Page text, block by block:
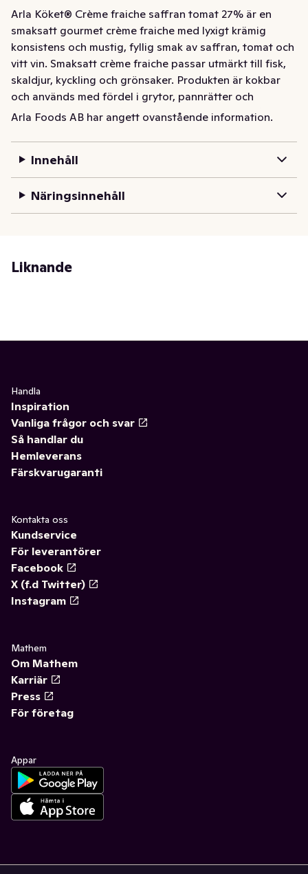
Arla Köket® Crème fraiche saffran tomat 27% är en
smaksatt gourmet crème fraiche med lyxigt krämig
konsistens och mustig, fyllig smak av saffran, tomat och
vitt vin. Smaksatt crème fraiche passar utmärkt till fisk,
skaldjur, kyckling och grönsaker. Produkten är kokbar
och används med fördel i grytor, pannrätter och
pastarätter men också till sallader och som kall sås.
procent svensk grädde. Med pappersförpackningen är
klimatpåverkan halverad jämfört med den tidigare
plastförpackningen.
Arla Foods AB har angett ovanstående information.
Innehåll
Näringsinnehåll
Liknande
Handla
Inspiration
Vanliga frågor och svar
Så handlar du
Hemleverans
Färskvarugaranti
Kontakta oss
Kundservice
För leverantörer
Facebook
X (f.d Twitter)
Instagram
Mathem
Om Mathem
Karriär
Press
För företag
Appar